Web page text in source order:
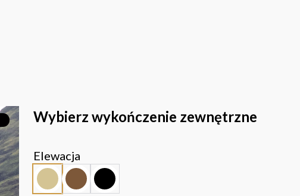
Wybierz wykończenie zewnętrzne
Elewacja